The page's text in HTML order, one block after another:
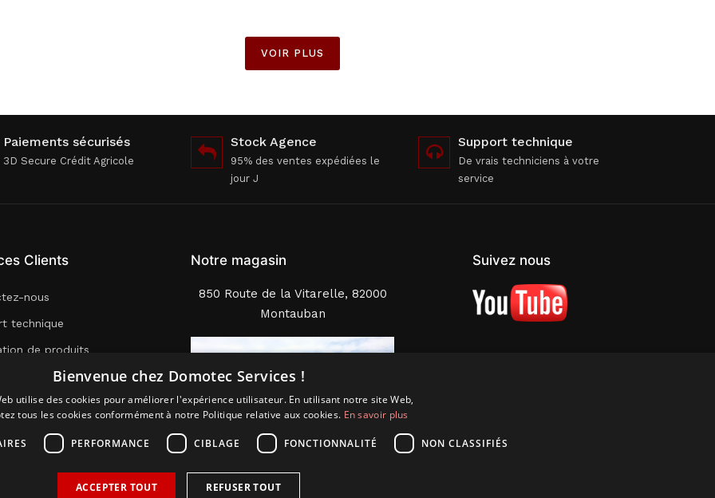
VOIR PLUS
Paiements sécurisés
3D Secure Crédit Agricole
Stock Agence
95% des ventes expédiées le
jour J
Support technique
De vrais techniciens à votre
service
Clients
nous
technique
de produits
Système
M2M
Notre magasin
850 Route de la Vitarelle, 82000
Montauban
Suivez nous
Bienvenue chez Domotec Services !
utilise des cookies pour améliorer l'expérience utilisateur. En utilisant notre site Web,
tous les cookies conformément à notre Politique relative aux cookies. En savoir plus
PERFORMANCE CIBLAGE FONCTIONNALITÉ NON CLASSIFIÉS
ACCEPTER TOUT REFUSER TOUT